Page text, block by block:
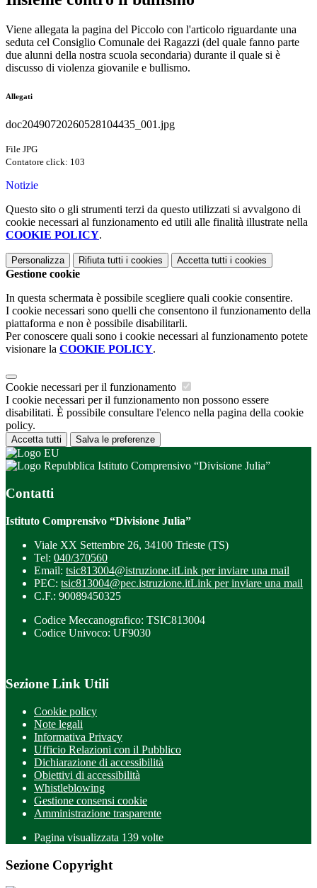
Viene allegata la pagina del Piccolo con l'articolo riguardante una
seduta cel Consiglio Comunale dei Ragazzi (del quale fanno parte
due alunni della nostra scuola secondaria) durante il quale si è
discusso di violenza giovanile e bullismo.
Allegati
doc20490720260528104435_001.jpg
File JPG
Contatore click: 103
Notizie
Questo sito o gli strumenti terzi da questo utilizzati si avvalgono di
cookie necessari al funzionamento ed utili alle finalità illustrate nella
COOKIE POLICY.
Personalizza Rifiuta tutti i cookies Accetta tutti i cookies
Gestione cookie
In questa schermata è possibile scegliere quali cookie consentire.
I cookie necessari sono quelli che consentono il funzionamento della
piattaforma e non è possibile disabilitarli.
Per conoscere quali sono i cookie necessari al funzionamento potete
visionare la COOKIE POLICY.
Cookie necessari per il funzionamento
I cookie necessari per il funzionamento non possono essere
disabilitati. È possibile consultare l'elenco nella pagina della cookie
policy.
Accetta tutti Salva le preferenze
Istituto Comprensivo “Divisione Julia”
Contatti
Istituto Comprensivo “Divisione Julia”
Viale XX Settembre 26, 34100 Trieste (TS)
Tel: 040/370560
Email: tsic813004@istruzione.itLink per inviare una mail
PEC: tsic813004@pec.istruzione.itLink per inviare una mail
C.F.: 90089450325
Codice Meccanografico: TSIC813004
Codice Univoco: UF9030
Sezione Link Utili
Cookie policy
Note legali
Informativa Privacy
Ufficio Relazioni con il Pubblico
Dichiarazione di accessibilità
Obiettivi di accessibilità
Whistleblowing
Gestione consensi cookie
Amministrazione trasparente
Pagina visualizzata 139 volte
Sezione Copyright